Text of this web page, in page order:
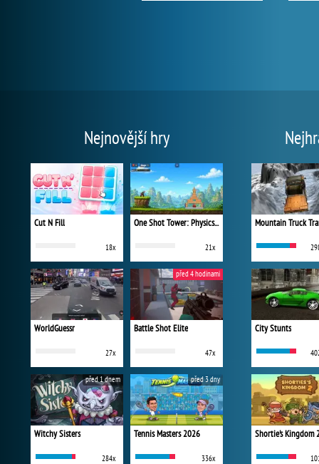
Nejnovější hry
Cut N Fill
18x
One Shot Tower: Physics Destroyer
21x
WorldGuessr
27x
Battle Shot Elite
47x
před 4 hodinami
Witchy Sisters
284x
před 1 dnem
Tennis Masters 2026
336x
před 3 dny
Mountain Truck
City Stunts
Shortie's Kingdom